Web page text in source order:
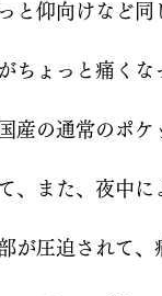
と仰向けなど同
ちょっと痛くな
産の通常のポ
、また、夜中に
が圧迫されて